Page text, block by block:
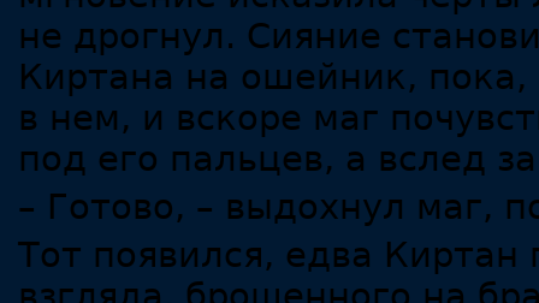
не дрогнул. Сияние
Киртана на ошейник, пока,
в нем, и вскоре маг
под его пальцев, а вслед
– Готово, – выдохнул маг,
Тот появился, едва